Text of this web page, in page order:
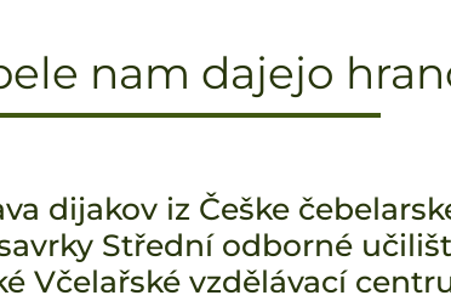
nam dajejo
dijakov iz Češke
Střední odborné
Včelařské vzdělávací